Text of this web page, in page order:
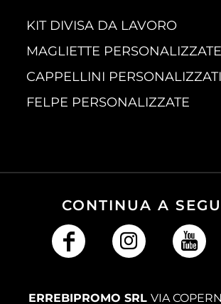
KIT DIVISA DA LAVORO
MAGLIETTE PERSONALIZZATE
CAPPELLINI PERSONALIZZATI
FELPE PERSONALIZZATE
CONTINUA A
ERREBIPROMO SRL VIA